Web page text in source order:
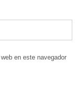
en este navegador